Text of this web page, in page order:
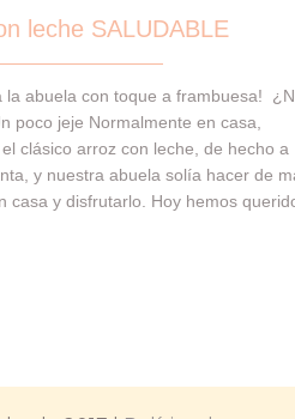
leche SALUDABLE
la abuela con toque a frambuesa!
poco jeje Normalmente en casa,
clásico arroz con leche, de hecho a
y nuestra abuela solía hacer de
casa y disfrutarlo. Hoy hemos
a nuestra…